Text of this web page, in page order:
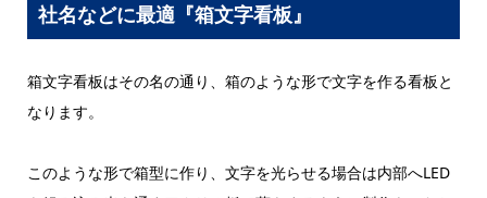
社名などに最適『箱文字看板』
箱文字看板はその名の通り、箱のような形で文字を作る看板と
なります。
このような形で箱型に作り、文字を光らせる場合は内部へLED